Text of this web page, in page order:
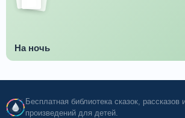
На ночь
Бесплатная библиотека сказок, рассказов
произведений для детей.